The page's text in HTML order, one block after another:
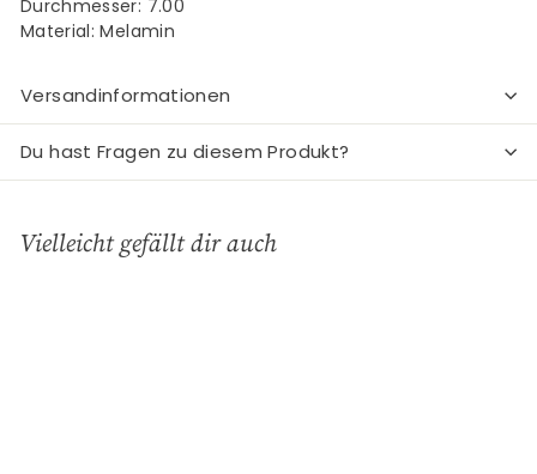
Durchmesser: 7.00
Material: Melamin
Versandinformationen
Du hast Fragen zu diesem Produkt?
Vielleicht gefällt dir auch